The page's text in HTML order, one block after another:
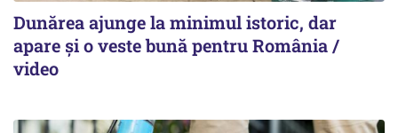
Dunărea ajunge la minimul istoric, dar
apare și o veste bună pentru România /
video